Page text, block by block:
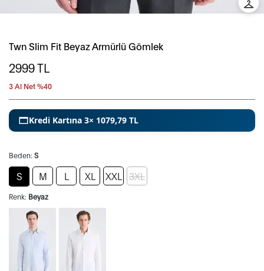
Twn Slim Fit Beyaz Armürlü Gömlek
2999TL
3 Al Net %40
Kredi Kartına 3× 1079,79 TL
Beden: S
S M L XL XXL 3XL
Renk: Beyaz